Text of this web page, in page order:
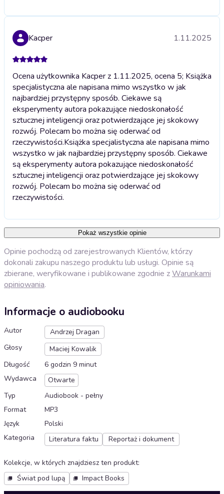
Kacper 1.11.2025
Ocena użytkownika Kacper z 1.11.2025, ocena 5; Książka
specjalistyczna ale napisana mimo wszystko w jak
najbardziej przystępny sposób. Ciekawe są
eksperymenty autora pokazujące niedoskonałość
sztucznej inteligencji oraz potwierdzające jej skokowy
rozwój. Polecam bo można się oderwać od
rzeczywistości.Książka specjalistyczna ale napisana mimo
wszystko w jak najbardziej przystępny sposób. Ciekawe
są eksperymenty autora pokazujące niedoskonałość
sztucznej inteligencji oraz potwierdzające jej skokowy
rozwój. Polecam bo można się oderwać od
rzeczywistości.
Pokaż wszystkie opinie
Opinie pochodzą od zarejestrowanych Klientów, którzy
dokonali zakupu naszego produktu lub usługi. Opinie są
zbierane, weryfikowane i publikowane zgodnie zWarunkami
opiniowania.
Informacje o audiobooku
Autor
Andrzej Dragan
Głosy
Maciej Kowalik
Długość
6 godzin 9 minut
Wydawca
Otwarte
Typ
Audiobook - pełny
Format
MP3
Język
Polski
Kategoria
Literatura faktu Reportaż i dokument
Kolekcje, w których znajdziesz ten produkt:
Świat pod lupą
Impact Books